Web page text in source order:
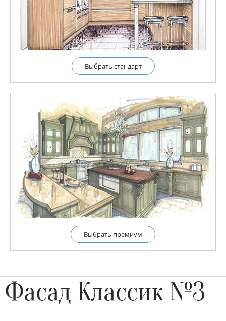
Выбрать cтандарт
Выбрать премиум
Фасад Классик №3